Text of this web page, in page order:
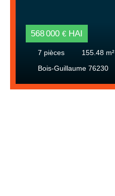
568 000 € HAI
7 pièces 155.48 m²
Bois-Guillaume 76230